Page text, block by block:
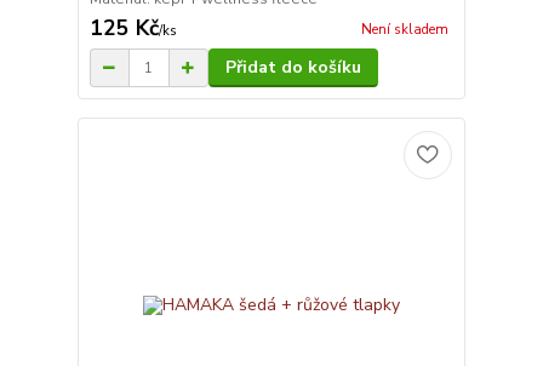
125 Kč/ks Není skladem
Přidat do košíku